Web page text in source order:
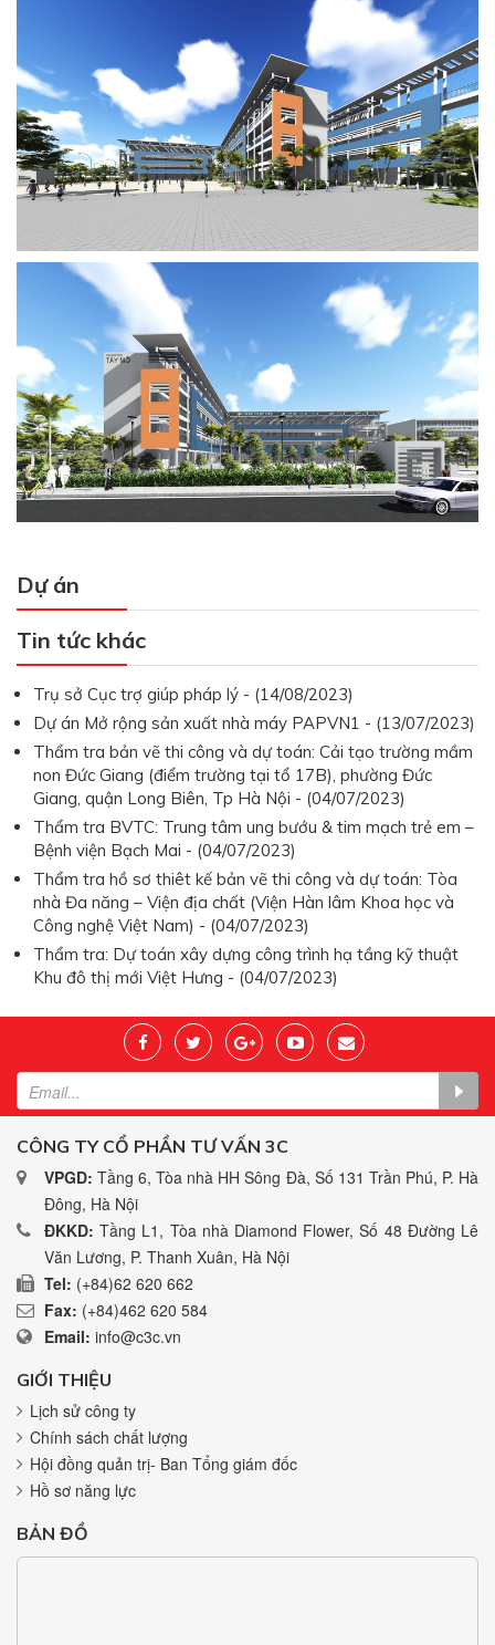
Dự án
Tin tức khác
Trụ sở Cục trợ giúp pháp lý - (14/08/2023)
Dự án Mở rộng sản xuất nhà máy PAPVN1 - (13/07/2023)
Thẩm tra bản vẽ thi công và dự toán: Cải tạo trường mầm
non Đức Giang (điểm trường tại tổ 17B), phường Đức
Giang, quận Long Biên, Tp Hà Nội - (04/07/2023)
Thẩm tra BVTC: Trung tâm ung bướu & tim mạch trẻ em –
Bệnh viện Bạch Mai - (04/07/2023)
Thẩm tra hồ sơ thiêt kế bản vẽ thi công và dự toán: Tòa
nhà Đa năng – Viện địa chất (Viện Hàn lâm Khoa học và
Công nghệ Việt Nam) - (04/07/2023)
Thẩm tra: Dự toán xây dựng công trình hạ tầng kỹ thuật
Khu đô thị mới Việt Hưng - (04/07/2023)
CÔNG TY CỔ PHẦN TƯ VẤN 3C
VPGD: Tầng 6, Tòa nhà HH Sông Đà, Số 131 Trần Phú, P. Hà
Đông, Hà Nội
ĐKKD: Tầng L1, Tòa nhà Diamond Flower, Số 48 Đường Lê
Văn Lương, P. Thanh Xuân, Hà Nội
Tel: (+84)62 620 662
Fax: (+84)462 620 584
Email: info@c3c.vn
GIỚI THIỆU
Lịch sử công ty
Chính sách chất lượng
Hội đồng quản trị- Ban Tổng giám đốc
Hồ sơ năng lực
BẢN ĐỒ